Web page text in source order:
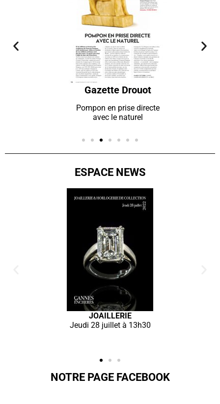
Gazette Drouot
Pompon en prise directe
avec le naturel
ESPACE NEWS
Armes & Souvenirs historiques
NOTRE PAGE FACEBOOK